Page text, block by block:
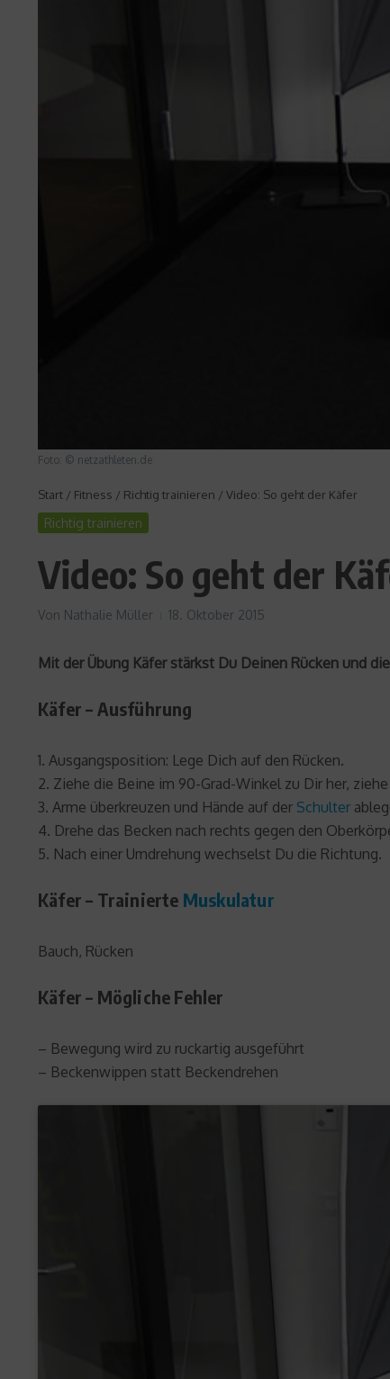
Foto: © netzathleten.de
Start / Fitness / Richtig trainieren / Video: So geht der Käfer
Richtig trainieren
Video: So geht der
Von Nathalie Müller 18. Oktober 2015
Mit der Übung Käfer stärkst Du Deinen Rücken und
Käfer – Ausführung
1. Ausgangsposition: Lege Dich auf den Rücken.
2. Ziehe die Beine im 90-Grad-Winkel zu Dir her,
3. Arme überkreuzen und Hände auf der Schulter
4. Drehe das Becken nach rechts gegen den
5. Nach einer Umdrehung wechselst Du die Richtung.
Käfer – Trainierte Muskulatur
Bauch, Rücken
Käfer – Mögliche Fehler
– Bewegung wird zu ruckartig ausgeführt
– Beckenwippen statt Beckendrehen